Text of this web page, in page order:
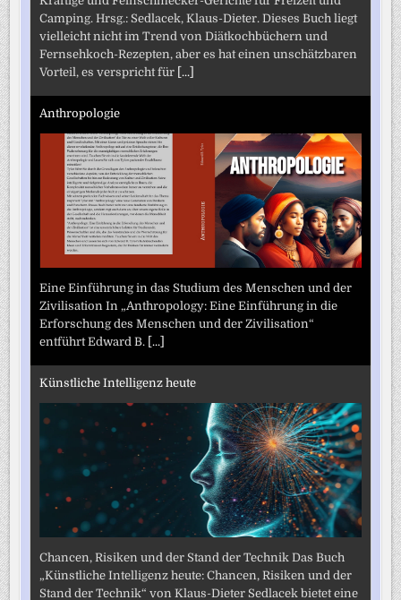
Camping. Hrsg.: Sedlacek, Klaus-Dieter. Dieses Buch liegt
vielleicht nicht im Trend von Diätkochbüchern und
Fernsehkoch-Rezepten, aber es hat einen unschätzbaren
Vorteil, es verspricht für [...]
Anthropologie
Eine Einführung in das Studium des Menschen und der
Zivilisation In „Anthropology: Eine Einführung in die
Erforschung des Menschen und der Zivilisation“
entführt Edward B. [...]
Künstliche Intelligenz heute
Chancen, Risiken und der Stand der Technik Das Buch
„Künstliche Intelligenz heute: Chancen, Risiken und der
Stand der Technik“ von Klaus-Dieter Sedlacek bietet eine